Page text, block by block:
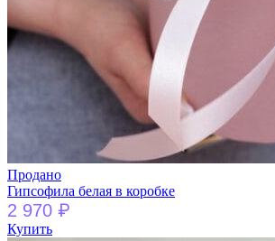
Продано
Гипсофила белая в коробке
2 970 ₽
Купить